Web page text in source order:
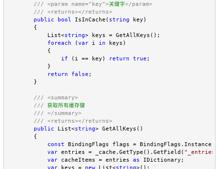
///
<param name="key">关键字</param>
///
<returns></returns>
public
bool IsInCache( string key)
        {
            List<
string> keys = GetAllKeys();
foreach (var i in keys)
            {
if (i == key) return true ;
            }
return
false ;
        }
///
<summary>
/// 获取所有缓存键
///
</summary>
///
<returns></returns>
public List<string> GetAllKeys()
        {
const BindingFlags flags = BindingFlags.Instance
var entries = _cache.GetType().GetField( " _entries
var cacheItems = entries as IDictionary;
var keys = new List<string>();